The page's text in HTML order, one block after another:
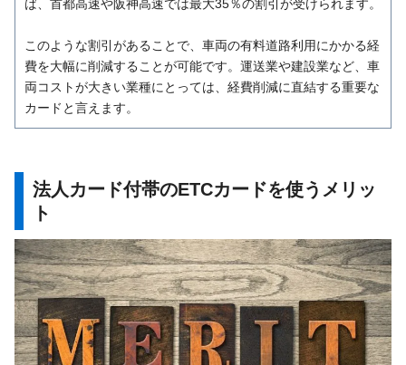
ば、首都高速や阪神高速では最大35％の割引が受けられます。
このような割引があることで、車両の有料道路利用にかかる経
費を大幅に削減することが可能です。運送業や建設業など、車
両コストが大きい業種にとっては、経費削減に直結する重要な
カードと言えます。
法人カード付帯のETCカードを使うメリッ
ト